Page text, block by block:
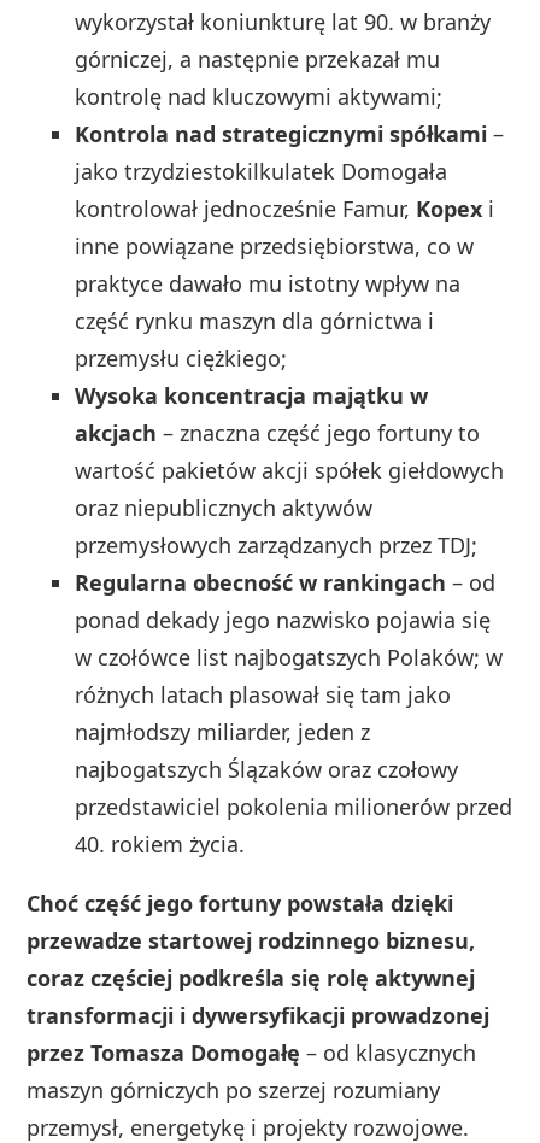
wykorzystał koniunkturę lat 90. w branży
górniczej, a następnie przekazał mu
kontrolę nad kluczowymi aktywami;
Kontrola nad strategicznymi spółkami –
jako trzydziestokilkulatek Domogała
kontrolował jednocześnie Famur, Kopex i
inne powiązane przedsiębiorstwa, co w
praktyce dawało mu istotny wpływ na
część rynku maszyn dla górnictwa i
przemysłu ciężkiego;
Wysoka koncentracja majątku w
akcjach – znaczna część jego fortuny to
wartość pakietów akcji spółek giełdowych
oraz niepublicznych aktywów
przemysłowych zarządzanych przez TDJ;
Regularna obecność w rankingach – od
ponad dekady jego nazwisko pojawia się
w czołówce list najbogatszych Polaków; w
różnych latach plasował się tam jako
najmłodszy miliarder, jeden z
najbogatszych Ślązaków oraz czołowy
przedstawiciel pokolenia milionerów przed
40. rokiem życia.
Choć część jego fortuny powstała dzięki
przewadze startowej rodzinnego biznesu,
coraz częściej podkreśla się rolę aktywnej
transformacji i dywersyfikacji prowadzonej
przez Tomasza Domogałę – od klasycznych
maszyn górniczych po szerzej rozumiany
przemysł, energetykę i projekty rozwojowe.